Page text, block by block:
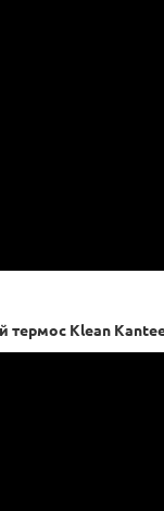
Klean